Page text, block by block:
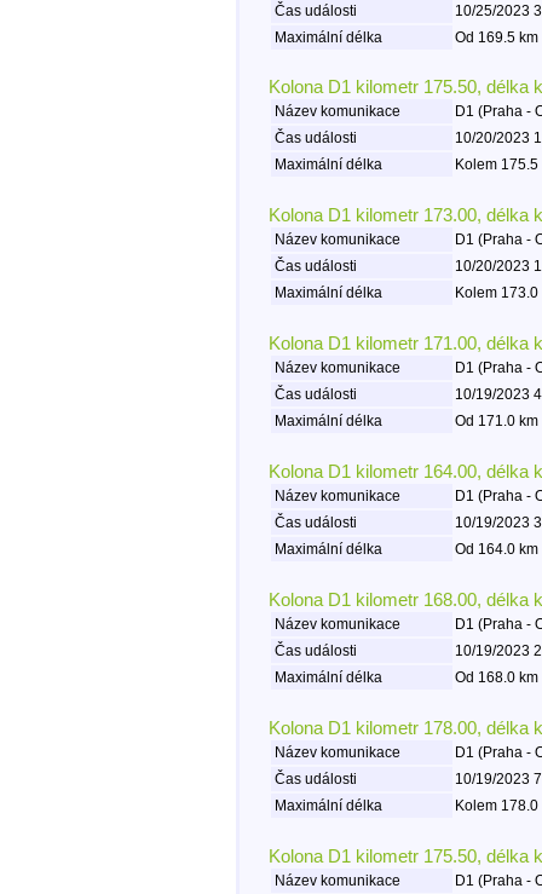
Čas události
10/25/2023
Maximální délka
Od 169.5
Kolona D1 kilometr 175.50, délka
Název komunikace
D1 (Praha -
Čas události
10/20/2023
Maximální délka
Kolem
Kolona D1 kilometr 173.00, délka
Název komunikace
D1 (Praha -
Čas události
10/20/2023
Maximální délka
Kolem
Kolona D1 kilometr 171.00, délka
Název komunikace
D1 (Praha -
Čas události
10/19/2023
Maximální délka
Od 171.0
Kolona D1 kilometr 164.00, délka
Název komunikace
D1 (Praha -
Čas události
10/19/2023
Maximální délka
Od 164.0
Kolona D1 kilometr 168.00, délka
Název komunikace
D1 (Praha -
Čas události
10/19/2023
Maximální délka
Od 168.0
Kolona D1 kilometr 178.00, délka
Název komunikace
D1 (Praha -
Čas události
10/19/2023
Maximální délka
Kolem
Kolona D1 kilometr 175.50, délka
Název komunikace
D1 (Praha -